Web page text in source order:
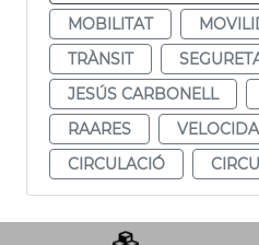
MOBILITAT
TRÀNSIT
JESÚS CARBONELL
RAARES
CIRCULACIÓ